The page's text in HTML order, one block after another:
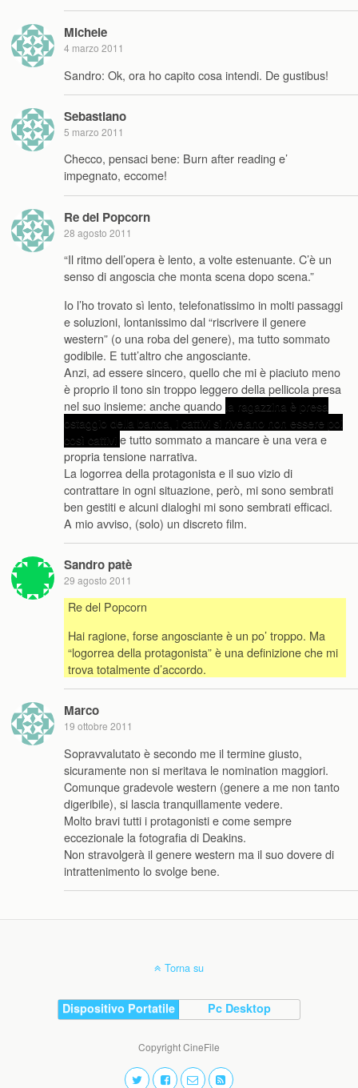
Michele
4 marzo 2011
Sandro: Ok, ora ho capito cosa intendi. De gustibus!
Sebastiano
5 marzo 2011
Checco, pensaci bene: Burn after reading e’
impegnato, eccome!
Re del Popcorn
28 agosto 2011
“Il ritmo dell’opera è lento, a volte estenuante. C’è un
senso di angoscia che monta scena dopo scena.”
Io l’ho trovato sì lento, telefonatissimo in molti passaggi
e soluzioni, lontanissimo dal “riscrivere il genere
western” (o una roba del genere), ma tutto sommato
godibile. E tutt’altro che angosciante.
Anzi, ad essere sincero, quello che mi è piaciuto meno
è proprio il tono sin troppo leggero della pellicola presa
nel suo insieme: anche quando la ragazzina è presa
ostaggio della banda, i cattivi si rivelano non essere poi
così cattivi e tutto sommato a mancare è una vera e
propria tensione narrativa.
La logorrea della protagonista e il suo vizio di
contrattare in ogni situazione, però, mi sono sembrati
ben gestiti e alcuni dialoghi mi sono sembrati efficaci.
A mio avviso, (solo) un discreto film.
Sandro patè
29 agosto 2011
Re del Popcorn
Hai ragione, forse angosciante è un po’ troppo. Ma
“logorrea della protagonista” è una definizione che mi
trova totalmente d’accordo.
Marco
19 ottobre 2011
Sopravvalutato è secondo me il termine giusto,
sicuramente non si meritava le nomination maggiori.
Comunque gradevole western (genere a me non tanto
digeribile), si lascia tranquillamente vedere.
Molto bravi tutti i protagonisti e come sempre
eccezionale la fotografia di Deakins.
Non stravolgerà il genere western ma il suo dovere di
intrattenimento lo svolge bene.
Torna su
Dispositivo Portatile Pc Desktop
Copyright CineFile